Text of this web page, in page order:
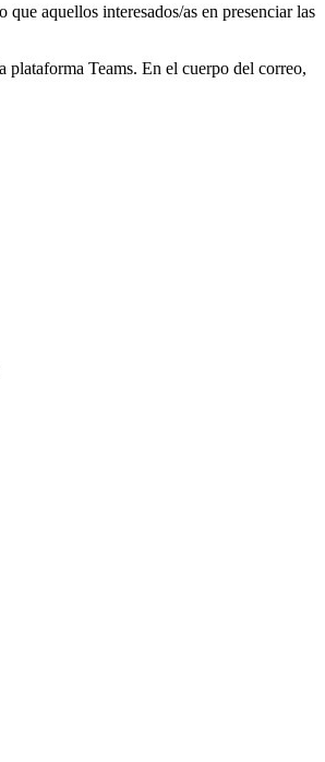
aquellos interesados/as en presenciar las
plataforma Teams. En el cuerpo del correo,